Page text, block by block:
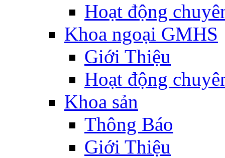
Hoạt động
Khoa ngoại GMHS
Giới Thiệu
Hoạt động
Khoa sản
Thông Báo
Giới Thiệu